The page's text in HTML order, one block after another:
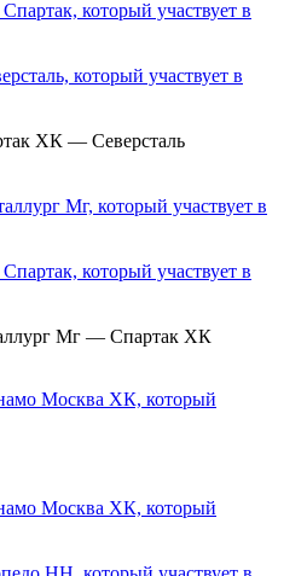
ХК — Северсталь
Мг — Спартак ХК